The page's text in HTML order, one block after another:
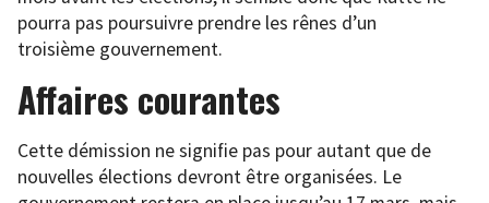
pourra pas poursuivre prendre les rênes d’un
troisième gouvernement.
Affaires courantes
Cette démission ne signifie pas pour autant que de
nouvelles élections devront être organisées. Le